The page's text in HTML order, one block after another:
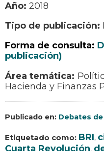
Año: 2018
Tipo de publicación:
Forma de consulta:
publicación)
Hacienda y Finanzas
Publicado en: Debates
Etiquetado como: BRI,
Cuarta Revolución